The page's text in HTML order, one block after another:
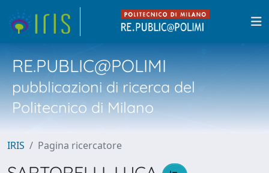
RE.PUBLIC@POLIMI
pubblicazioni di ricerca del
Politecnico di Milano
IRIS Pagina ricercatore